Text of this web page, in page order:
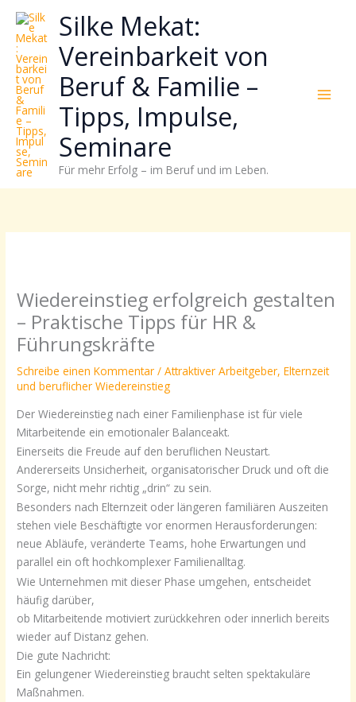
Zum
Inhalt
springen
Silke Mekat:
Vereinbarkeit von
Beruf & Familie –
Tipps, Impulse,
Seminare
Für mehr Erfolg – im Beruf und im Leben.
Wiedereinstieg erfolgreich gestalten
– Praktische Tipps für HR &
Führungskräfte
Schreibe einen Kommentar /Attraktiver Arbeitgeber,Elternzeit
und beruflicher Wiedereinstieg
Der Wiedereinstieg nach einer Familienphase ist für viele
Mitarbeitende ein emotionaler Balanceakt.
Einerseits die Freude auf den beruflichen Neustart.
Andererseits Unsicherheit, organisatorischer Druck und oft die
Sorge, nicht mehr richtig „drin“ zu sein.
Besonders nach Elternzeit oder längeren familiären Auszeiten
stehen viele Beschäftigte vor enormen Herausforderungen:
neue Abläufe, veränderte Teams, hohe Erwartungen und
parallel ein oft hochkomplexer Familienalltag.
Wie Unternehmen mit dieser Phase umgehen, entscheidet
häufig darüber,
ob Mitarbeitende motiviert zurückkehren oder innerlich bereits
wieder auf Distanz gehen.
Die gute Nachricht:
Ein gelungener Wiedereinstieg braucht selten spektakuläre
Maßnahmen.
wie
sich
Stress
reduzieren
Energie
gezielter
einsetzen
lässt?
Einfach